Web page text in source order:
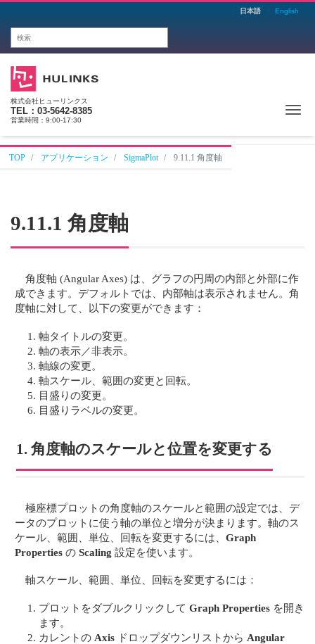
日本語 English
株式会社ヒューリンクス
TEL：03-5642-8385
営業時間：9:00-17:30
TOP アプリケーション SigmaPlot 9.11.1 角度軸
9.11.1 角度軸
角度軸 (Angular Axes) は、グラフの円周の内部と外部に作
成できます。デフォルトでは、内部軸は表示されません。角
度軸に対して、以下の変更ができます：
軸タイトルの変更。
軸の表示／非表示。
軸線の変更。
軸スケール、範囲の変更と回転。
目盛りの変更。
目盛りラベルの変更。
1. 角度軸のスケールと位置を変更する
極座標プロットの角度軸のスケールと範囲の設定では、デ
ータのプロットに使う軸の単位と増分が決まります。軸のス
ケール、範囲、単位、回転を変更するには、Graph
Properties のScaling 設定を使います。
軸スケール、範囲、単位、回転を変更するには：
プロットをダブルクリックして Graph Properties を開き
ます。
カレントの Axis ドロップダウンリストから Angular